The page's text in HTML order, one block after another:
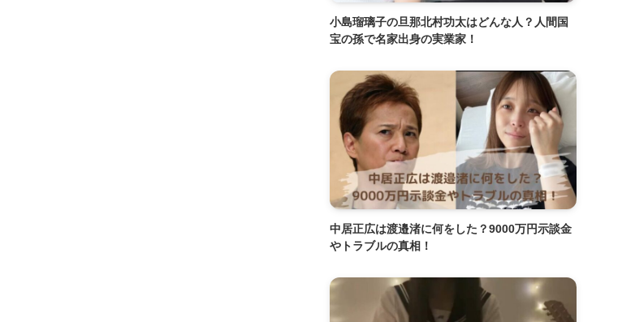
小島瑠璃子の旦那北村功太はどんな人？人間国
宝の孫で名家出身の実業家！
中居正広は渡邉渚に何をした？9000万円示談金
やトラブルの真相！